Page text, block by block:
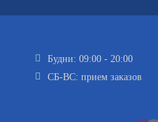
Будни: 09:00 - 20:00
СБ-ВС: прием заказов